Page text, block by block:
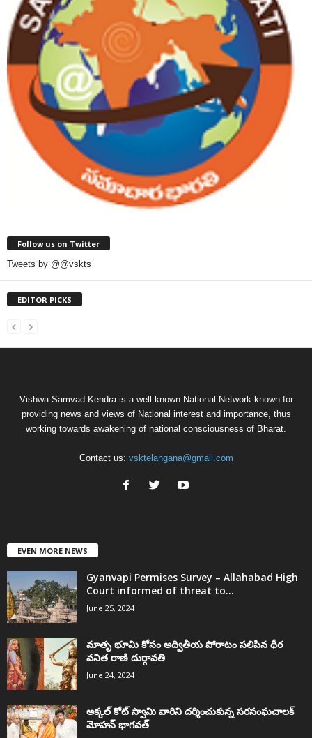
Follow us on Twitter
Tweets by @@vskts
EDITOR PICKS
Vishwa Samvad Kendra is a well known National Network known for
providing news and views of National interest and importance, thus
working towards awakening of national consciousness of Bharat.
Contact us: vsktelangana@gmail.com
EVEN MORE NEWS
Gyanvapi Permises Survey – Allahabad High
Court informed of threat to...
June 25, 2024
మాతృ భూమి కోసం అద్వితీయ పోరాటం సలిపిన ధీర
వనిత రాణి దుర్గావతి
June 24, 2024
అక్కల్‌ కోట్‌ స్వామి వారిని దర్శించుకున్న సరసంఘచాలక్
మోహన్ భాగవత్